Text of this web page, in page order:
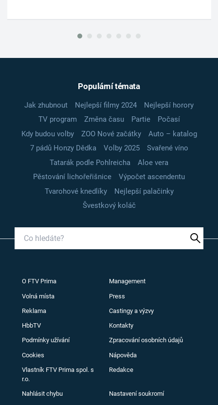
Populární témata
Jak zhubnout Nejlepší filmy 2024
Nejlepší horory
TV program
Změna času Partie
Počasí
Kdy budou volby
ZOO Nové začátky
Auto – katalog
7 pádů Honzy Dědka
Volby 2025
Svařené víno
Tatarák podle Pohlreicha
Aloe vera
Pěstování lichořeřišnice
Výpočet ascendentu
Tvarohové knedlíky
Nejlepší palačinky
Švestkový koláč
O FTV Prima Management
Volná místa Press
Reklama Castingy a výzvy
HbbTV Kontakty
Podmínky užívání Zpracování osobních údajů
Cookies Nápověda
Vlastník FTV Prima spol. s
r.o.
Redakce
Nahlásit chybu Nastavení soukromí